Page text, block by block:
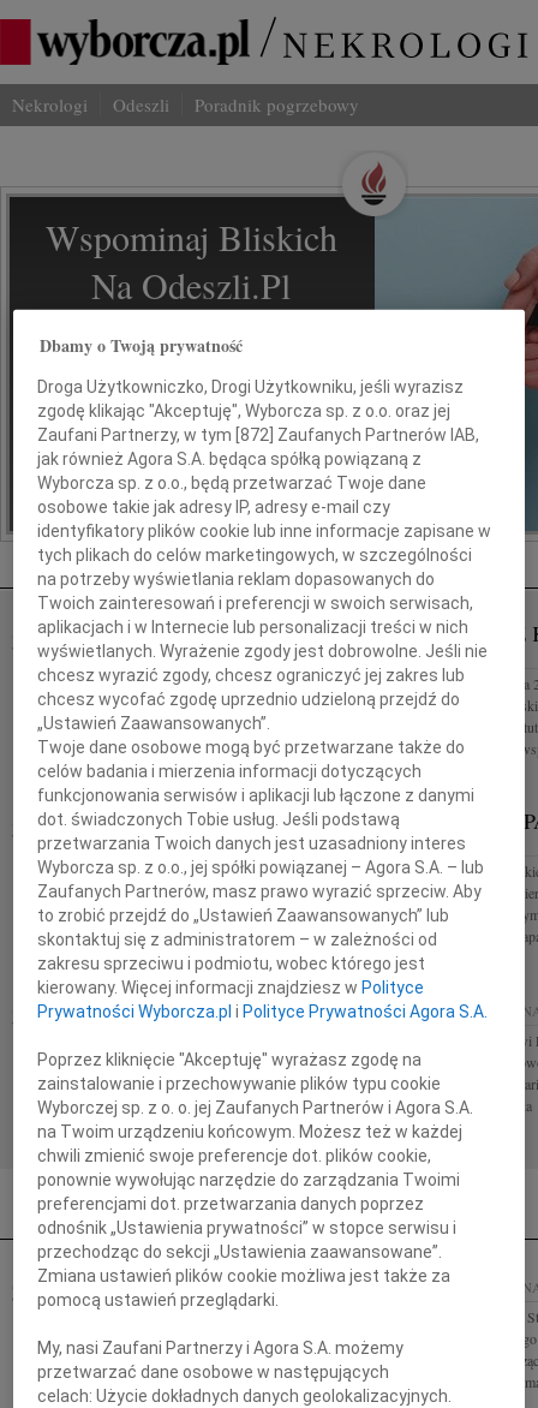
Nekrologi Odeszli Poradnik pogrzebowy
Wspominaj Bliskich
Na Odeszli.pl
Jak ich zapamiętaliśmy? Serwis
możliwość stworzenia unikalnego
wspomnienia. Dziel się nim z rodziną i
przyjaciółmi.
*ogłoszenie
Nekrologi Poznań
TADEUSZ KOTŁOWSKI 07.08.2026
POZNAŃ
Drogiemu Koledze Wojciechowi Kotłowskiemu
składamy wyrazy głębokiego współczucia w związku
ze śmiercią Ojca śp Prof. dr hab. Tadeusza
Kotłowskiego Koleżanki i Koledzy z...
TADEUSZ
POZNAŃ
W dniu 3 sierpnia
Tadeusz
związany z
Odszedł od nas
HENRYK PAPLACZYK 06.08.2026
POZNAŃ
Z głębokim smutkiem i poruszeniem przyjęliśmy
wiadomość o śmierci Henryka Paplaczyka Odszedł
Człowiek wyjątkowy serdeczny i życzliwy, którego
mieliśmy szczęście znać...
HENRYK
POZNAŃ
Z głębokim
wiadomość o
Człowiek, z
pracowaliśmy.
ELŻBIETA FIKUS 05.08.2026POZNAŃ
śmierci naszej Drogiej Koleżanki i Przyjaciółki
Elżbiety Fikus Osoby o niezwykłej wrażliwości,
mądrości życiowej i pogodzie...
05.08.2026
Adw.
współczucia z
zespołem
Spółka Partnerska
22.09.2009POZNAŃ
Pana Prezesa Edmunda Balcerzaka Rodzinie i
Bliskim Zmarłego wyrazy serdecznego współczucia
składa firma Danone
21.09.2009
Panu Doktorowi
wyrazy
Matki składa
Szkoły Nauk
Dbamy o Twoją prywatność
Droga Użytkowniczko, Drogi Użytkowniku, jeśli wyrazisz
zgodę klikając "Akceptuję", Wyborcza sp. z o.o. oraz jej
Zaufani Partnerzy, w tym [872 ] Zaufanych Partnerów IAB,
jak również Agora S.A. będąca spółką powiązaną z
Wyborcza sp. z o.o., będą przetwarzać Twoje dane
osobowe takie jak adresy IP, adresy e-mail czy
identyfikatory plików cookie lub inne informacje zapisane w
tych plikach do celów marketingowych, w szczególności
na potrzeby wyświetlania reklam dopasowanych do
Twoich zainteresowań i preferencji w swoich serwisach,
aplikacjach i w Internecie lub personalizacji treści w nich
wyświetlanych. Wyrażenie zgody jest dobrowolne. Jeśli nie
chcesz wyrazić zgody, chcesz ograniczyć jej zakres lub
chcesz wycofać zgodę uprzednio udzieloną przejdź do
„Ustawień Zaawansowanych”.
Twoje dane osobowe mogą być przetwarzane także do
celów badania i mierzenia informacji dotyczących
funkcjonowania serwisów i aplikacji lub łączone z danymi
dot. świadczonych Tobie usług. Jeśli podstawą
przetwarzania Twoich danych jest uzasadniony interes
Wyborcza sp. z o.o., jej spółki powiązanej – Agora S.A. – lub
Zaufanych Partnerów, masz prawo wyrazić sprzeciw. Aby
to zrobić przejdź do „Ustawień Zaawansowanych” lub
skontaktuj się z administratorem – w zależności od
zakresu sprzeciwu i podmiotu, wobec którego jest
kierowany. Więcej informacji znajdziesz w Polityce
Prywatności Wyborcza.pl i Polityce Prywatności Agora S.A.
Poprzez kliknięcie "Akceptuję" wyrażasz zgodę na
zainstalowanie i przechowywanie plików typu cookie
Wyborczej sp. z o. o. jej Zaufanych Partnerów i Agora S.A.
na Twoim urządzeniu końcowym. Możesz też w każdej
chwili zmienić swoje preferencje dot. plików cookie,
ponownie wywołując narzędzie do zarządzania Twoimi
preferencjami dot. przetwarzania danych poprzez
odnośnik „Ustawienia prywatności” w stopce serwisu i
przechodząc do sekcji „Ustawienia zaawansowane”.
Zmiana ustawień plików cookie możliwa jest także za
pomocą ustawień przeglądarki.
My, nasi Zaufani Partnerzy i Agora S.A. możemy
przetwarzać dane osobowe w następujących
celach:Użycie dokładnych danych geolokalizacyjnych.